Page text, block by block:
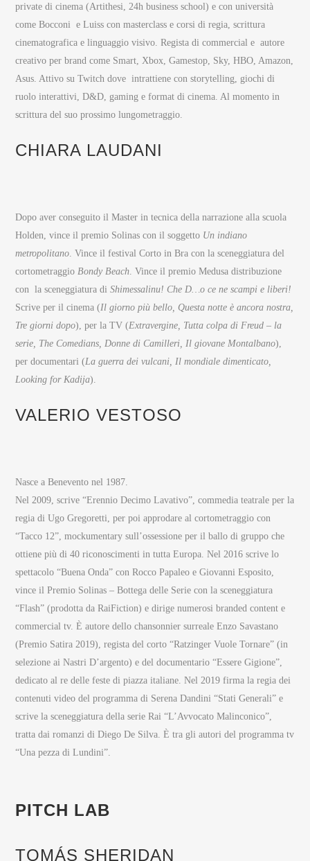
private di cinema (Artithesi, 24h business school) e con università
come Bocconi e Luiss con masterclass e corsi di regia, scrittura
cinematografica e linguaggio visivo. Regista di commercial e autore
creativo per brand come Smart, Xbox, Gamestop, Sky, HBO, Amazon,
Asus. Attivo su Twitch dove intrattiene con storytelling, giochi di
ruolo interattivi, D&D, gaming e format di cinema. Al momento in
scrittura del suo prossimo lungometraggio.
CHIARA LAUDANI
Dopo aver conseguito il Master in tecnica della narrazione alla scuola
Holden, vince il premio Solinas con il soggetto Un indiano
metropolitano. Vince il festival Corto in Bra con la sceneggiatura del
cortometraggioBondy Beach. Vince il premio Medusa distribuzione
con la sceneggiatura diShimessalinu! Che D…o ce ne scampi e liberi!
Scrive per il cinema (Il giorno più bello, Questa notte è ancora nostra,
Tre giorni dopo), per la TV (Extravergine, Tutta colpa di Freud – la
serie, The Comedians, Donne di Camilleri, Il giovane Montalbano),
per documentari (La guerra dei vulcani, Il mondiale dimenticato,
Looking for Kadija).
VALERIO VESTOSO
Nasce a Benevento nel 1987.
Nel 2009, scrive “Erennio Decimo Lavativo”, commedia teatrale per la
regia di Ugo Gregoretti, per poi approdare al cortometraggio con
“Tacco 12”, mockumentary sull’ossessione per il ballo di gruppo che
ottiene più di 40 riconoscimenti in tutta Europa. Nel 2016 scrive lo
spettacolo “Buena Onda” con Rocco Papaleo e Giovanni Esposito,
vince il Premio Solinas – Bottega delle Serie con la sceneggiatura
“Flash” (prodotta da RaiFiction) e dirige numerosi branded content e
commercial tv. È autore dello chansonnier surreale Enzo Savastano
(Premio Satira 2019), regista del corto “Ratzinger Vuole Tornare” (in
selezione ai Nastri D’argento) e del documentario “Essere Gigione”,
dedicato al re delle feste di piazza italiane. Nel 2019 firma la regia dei
contenuti video del programma di Serena Dandini “Stati Generali” e
scrive la sceneggiatura della serie Rai “L’Avvocato Malinconico”,
tratta dai romanzi di Diego De Silva. È tra gli autori del programma tv
“Una pezza di Lundini”.
PITCH LAB
TOMÁS SHERIDAN